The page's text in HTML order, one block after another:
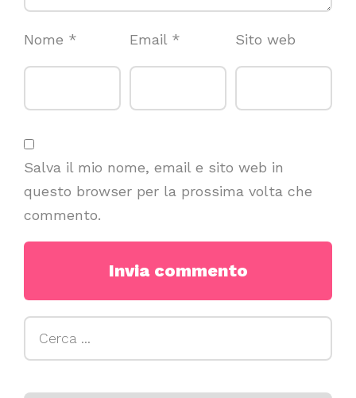
Nome * Email * Sito web
Salva il mio nome, email e sito web in
questo browser per la prossima volta che
commento.